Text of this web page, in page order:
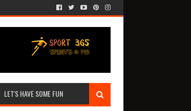
LET'S HAVE SOME FUN